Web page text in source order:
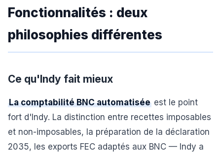
Fonctionnalités : deux
philosophies différentes
Ce qu'Indy fait mieux
La comptabilité BNC automatisée est le point
fort d'Indy. La distinction entre recettes imposables
et non-imposables, la préparation de la déclaration
2035, les exports FEC adaptés aux BNC — Indy a